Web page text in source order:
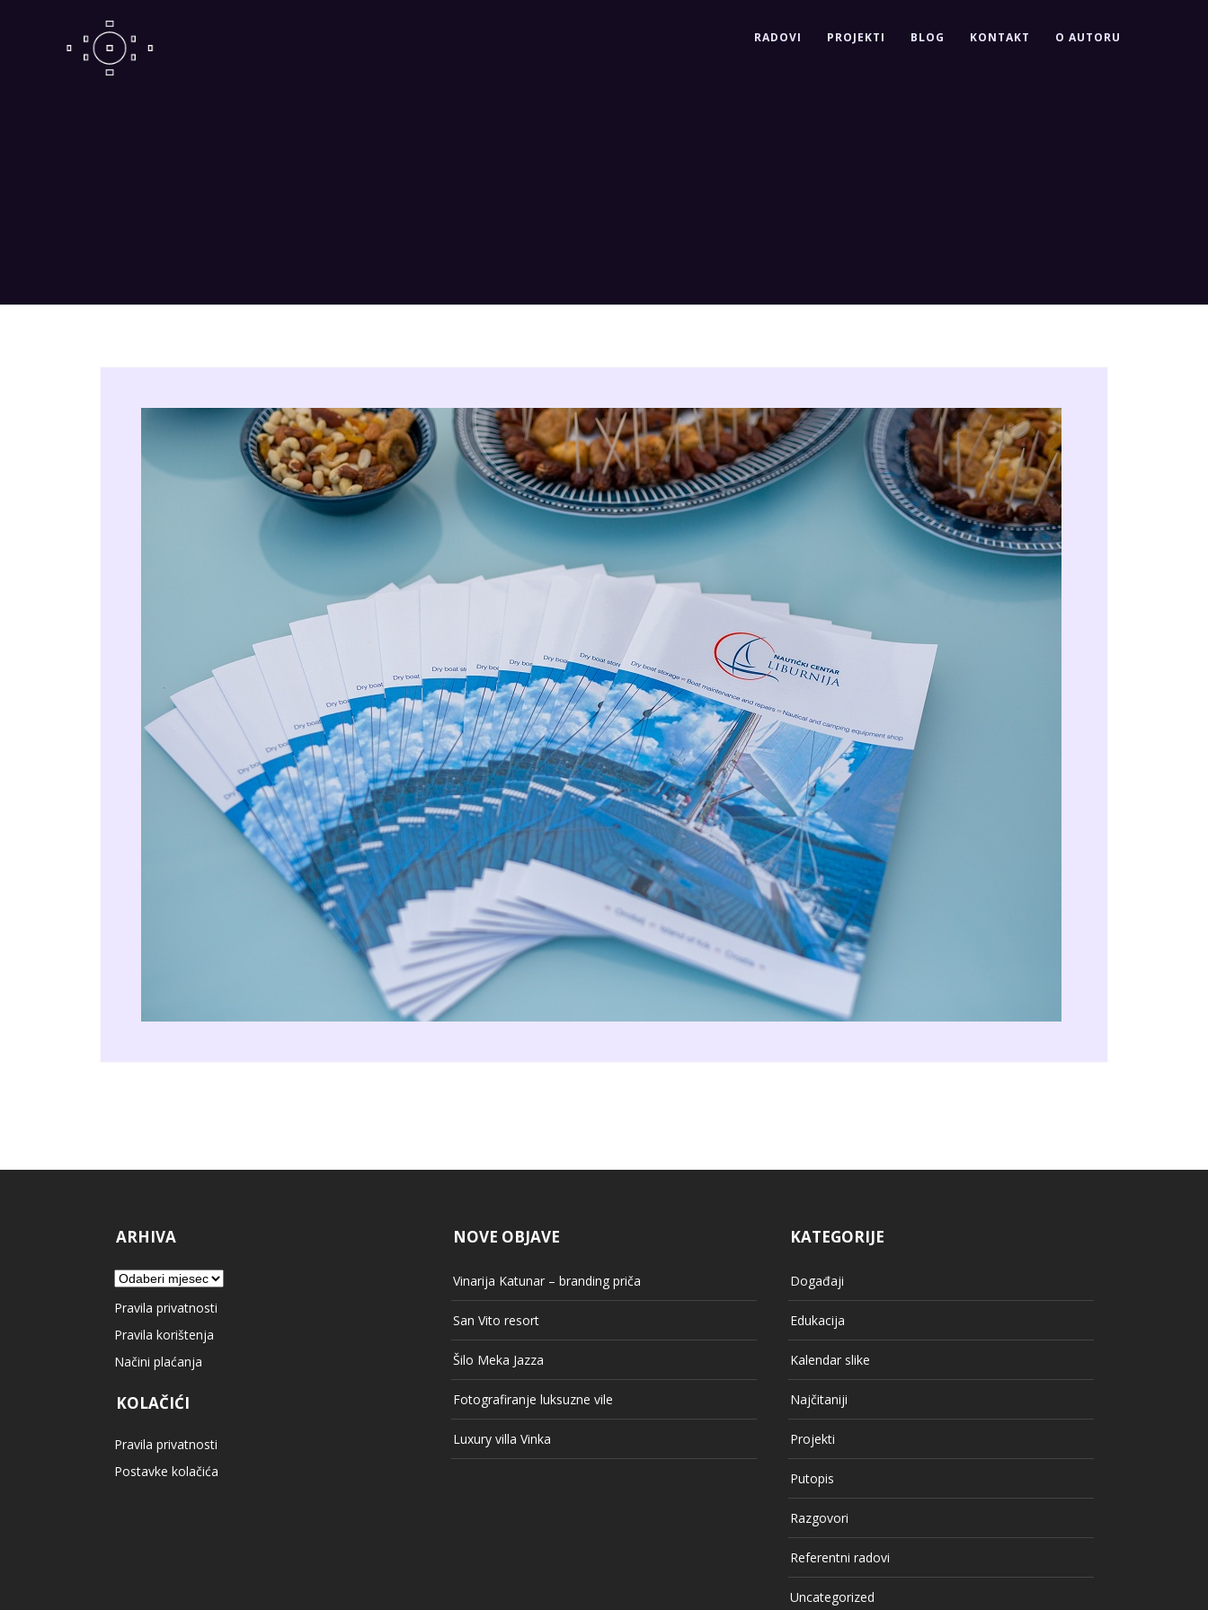
RADOVI PROJEKTI BLOG KONTAKT O AUTORU
ARHIVA
Arhiva
Pravila privatnosti
Pravila korištenja
Načini plaćanja
KOLAČIĆI
Pravila privatnosti
Postavke kolačića
NOVE OBJAVE
Vinarija Katunar – branding priča
San Vito resort
Šilo Meka Jazza
Fotografiranje luksuzne vile
Luxury villa Vinka
KATEGORIJE
Događaji
Edukacija
Kalendar slike
Najčitaniji
Projekti
Putopis
Razgovori
Referentni radovi
Uncategorized